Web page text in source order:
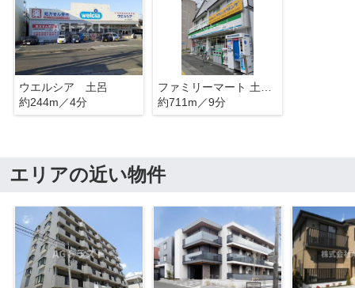
ウエルシア 土呂
約244m／4分
約711m／9分
エリアの近い物件